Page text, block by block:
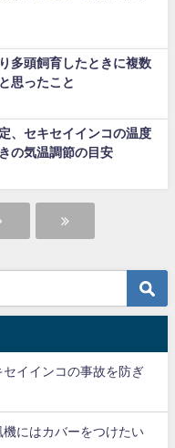
多頭飼育したときに複数
思ったこと
、セキセイインコの温度
の気温調節の目安
イインコの事故を防ぎ
にはカバーをつけたい